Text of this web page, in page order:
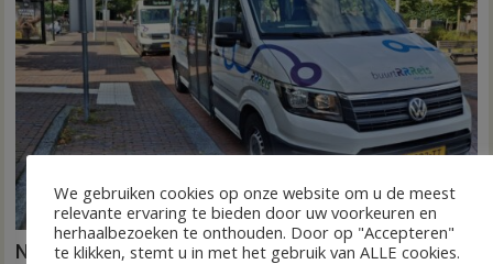
Nieuw ov-systeem verbindt alle kernen Hardenberg
We gebruiken cookies op onze website om u de meest
relevante ervaring te bieden door uw voorkeuren en
herhaalbezoeken te onthouden. Door op "Accepteren"
te klikken, stemt u in met het gebruik van ALLE cookies.